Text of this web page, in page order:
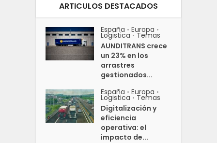
ARTICULOS DESTACADOS
España • Europa •
Logistica • Temas
AUNDITRANS crece
un 23% en los
arrastres
gestionados...
España • Europa •
Logistica • Temas
Digitalización y
eficiencia
operativa: el
impacto de...